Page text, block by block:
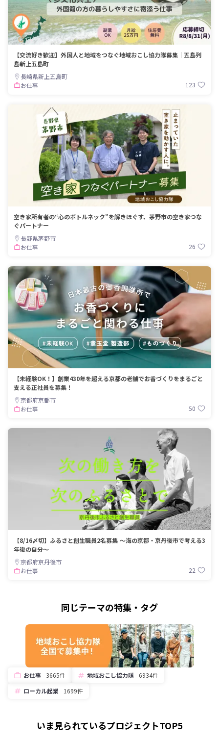
【交流好き歓迎】外国人と地域をつなぐ地域おこし協力隊募集｜五島列
島新上五島町
長崎県新上五島町
お仕事
123
空き家所有者の“心のボトルネック”を解きほぐす、茅野市の空き家つな
ぐパートナー
長野県茅野市
お仕事
26
【未経験OK！】創業430年を超える京都の老舗でお香づくりをまるごと
支える正社員を募集！
京都府京都市
お仕事
50
【8/16〆切】ふるさと創生職員2名募集 〜海の京都・京丹後市で考える3
年後の自分〜
京都府京丹後市
お仕事
22
同じテーマの特集・タグ
お仕事 3665件 地域おこし協力隊
6934件
ローカル起業
1699件
いま見られているプロジェクトTOP5